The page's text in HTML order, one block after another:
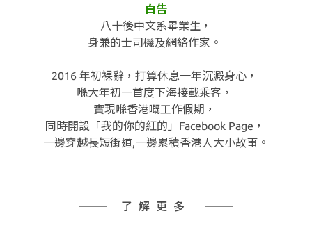
白告
八十後中文系畢業生，
身兼的士司機及網絡作家。
2016 年初裸辭，打算休息一年沉澱身心，
喺大年初一首度下海接載乘客，
實現喺香港嘅工作假期，
同時開設「我的你的紅的」Facebook Page，
一邊穿越長短街道,一邊累積香港人大小故事。
了解更多